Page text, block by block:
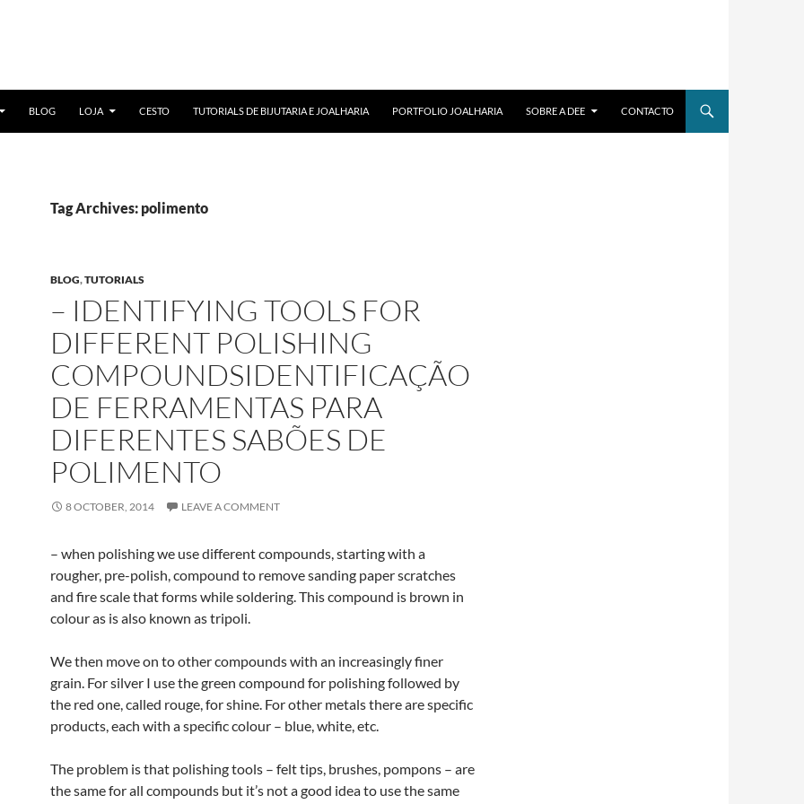
BLOG LOJA CESTO TUTORIALS DE BIJUTARIA E JOALHARIA PORTFOLIO JOALHARIA SOBRE A DEE CONTACTO
Tag Archives: polimento
BLOG,TUTORIALS
– IDENTIFYING TOOLS FOR
DIFFERENT POLISHING
COMPOUNDSIDENTIFICAÇÃO
DE FERRAMENTAS PARA
DIFERENTES SABÕES DE
POLIMENTO
8 OCTOBER, 2014 LEAVE A COMMENT
– when polishing we use different compounds, starting with a
rougher, pre-polish, compound to remove sanding paper scratches
and fire scale that forms while soldering. This compound is brown in
colour as is also known as tripoli.
We then move on to other compounds with an increasingly finer
grain. For silver I use the green compound for polishing followed by
the red one, called rouge, for shine. For other metals there are specific
products, each with a specific colour – blue, white, etc.
The problem is that polishing tools – felt tips, brushes, pompons – are
the same for all compounds but it’s not a good idea to use the same